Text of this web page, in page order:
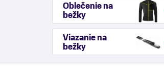
Oblečenie na
bežky
Viazanie na
bežky